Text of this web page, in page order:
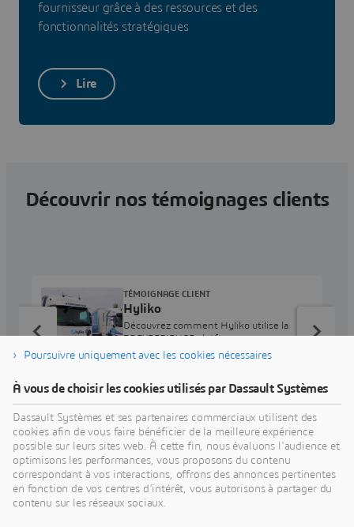
fournisseur grâce à des ressources et des
fonctionnalités stratégiques
Lire
Découvrir nos témoignages clients
Hyliko
Découvrez comment Hyliko utilise la
3DEXPERIENCE platform pour concevoir,
simuler et mettre à l'échelle des camions
émission.
TÉMOIGNAGE CLIENT
Découvrir nos Industry Solution
Poursuivre uniquement avec les cookies nécessaires
À vous de choisir les cookies utilisés par Dassault Systèmes
Dassault Systèmes et ses partenaires commerciaux utilisent des
cookies afin de vous faire bénéficier de la meilleure expérience
possible sur leurs sites web. À cette fin, nous évaluons l'audience et
optimisons les performances, vous proposons du contenu
correspondant à vos interactions, offrons des annonces pertinentes
en fonction de vos centres d'intérêt, vous autorisons à partager du
contenu sur les réseaux sociaux.